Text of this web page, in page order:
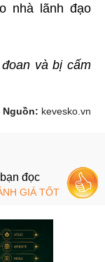
nhà lãnh đạo
và bị cấm
Nguồn: kevesko.vn
bạn đọc
GIÁ TỐT